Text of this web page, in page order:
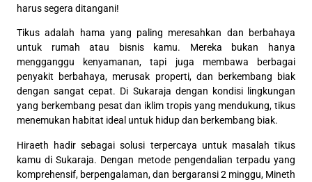
harus segera ditangani!
Tikus adalah hama yang paling meresahkan dan berbahaya
untuk rumah atau bisnis kamu. Mereka bukan hanya
mengganggu kenyamanan, tapi juga membawa berbagai
penyakit berbahaya, merusak properti, dan berkembang biak
dengan sangat cepat. Di Sukaraja dengan kondisi lingkungan
yang berkembang pesat dan iklim tropis yang mendukung, tikus
menemukan habitat ideal untuk hidup dan berkembang biak.
Hiraeth hadir sebagai solusi terpercaya untuk masalah tikus
kamu di Sukaraja. Dengan metode pengendalian terpadu yang
komprehensif, berpengalaman, dan bergaransi 2 minggu, Mineth